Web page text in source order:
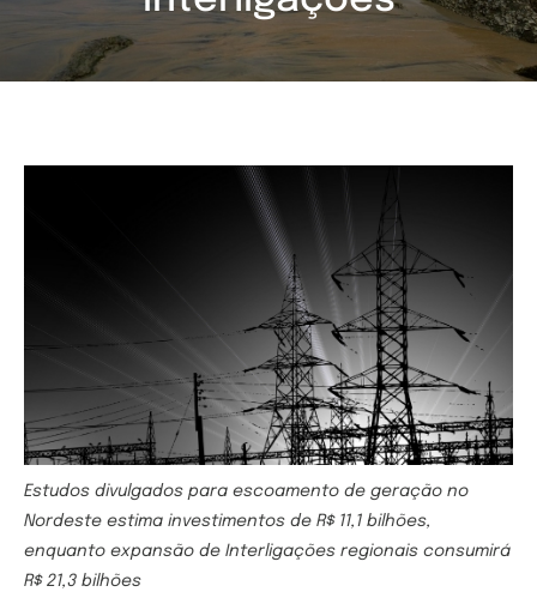
Estudos divulgados para escoamento de geração no
Nordeste estima investimentos de R$ 11,1 bilhões,
enquanto expansão de Interligações regionais consumirá
R$ 21,3 bilhões